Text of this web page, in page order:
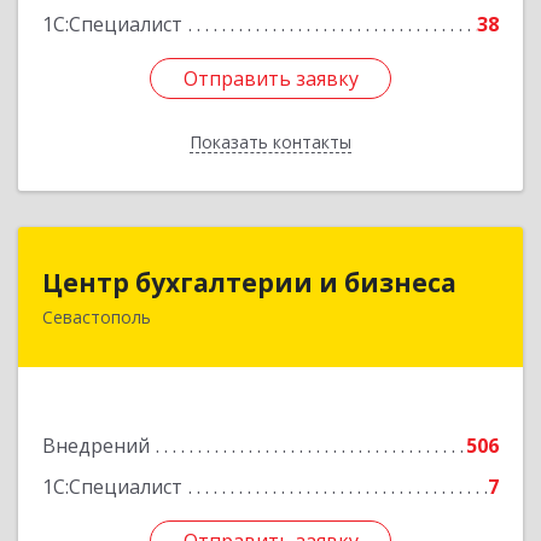
1С:Специалист
38
Отправить заявку
Показать контакты
Отправить заявку
Назад
Центр бухгалтерии и бизнеса
Севастополь
Внедрений
506
1С:Специалист
7
Центр бухгалтерии и бизнеса
299026, Севастополь г, Качинский туп, дом №